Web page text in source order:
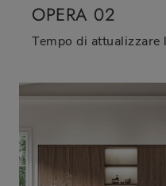
OPERA 02